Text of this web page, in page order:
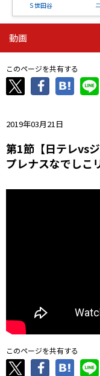
Ｓ世田谷
ニッパツ
ニッパツ
-
動画
このページを共有する
2019年03月21日
第1節【日テレvs
プレナスなでしこ
このページを共有する